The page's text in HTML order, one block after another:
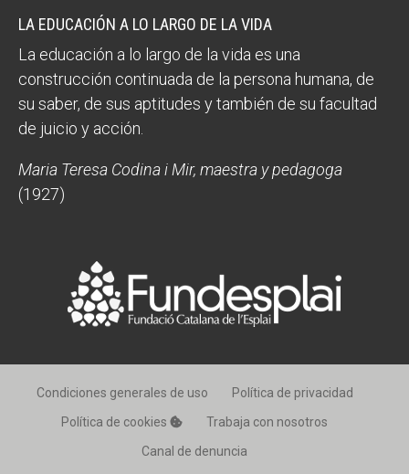
LA EDUCACIÓN A LO LARGO DE LA VIDA
La educación a lo largo de la vida es una
construcción continuada de la persona humana, de
su saber, de sus aptitudes y también de su facultad
de juicio y acción.
Maria Teresa Codina i Mir, maestra y pedagoga
(1927)
Condiciones generales de uso
Política de privacidad
Política de cookies
Trabaja con nosotros
Canal de denuncia